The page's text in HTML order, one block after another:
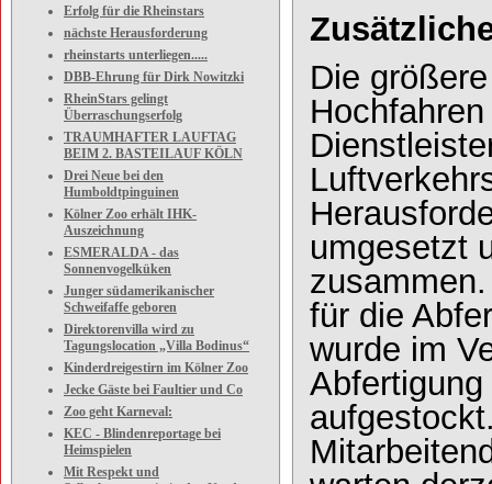
Erfolg für die Rheinstars
nächste Herausforderung
rheinstarts unterliegen.....
DBB-Ehrung für Dirk Nowitzki
RheinStars gelingt
Überraschungserfolg
TRAUMHAFTER LAUFTAG
BEIM 2. BASTEILAUF KÖLN
Drei Neue bei den
Humboldtpinguinen
Kölner Zoo erhält IHK-
Auszeichnung
ESMERALDA - das
Sonnenvogelküken
Junger südamerikanischer
Schweifaffe geboren
Direktorenvilla wird zu
Tagungslocation „Villa Bodinus“
Kinderdreigestirn im Kölner Zoo
Jecke Gäste bei Faultier und Co
Zoo geht Karneval:
KEC - Blindenreportage bei
Heimspielen
Mit Respekt und
Die
umgesetzt
für die
wurde im